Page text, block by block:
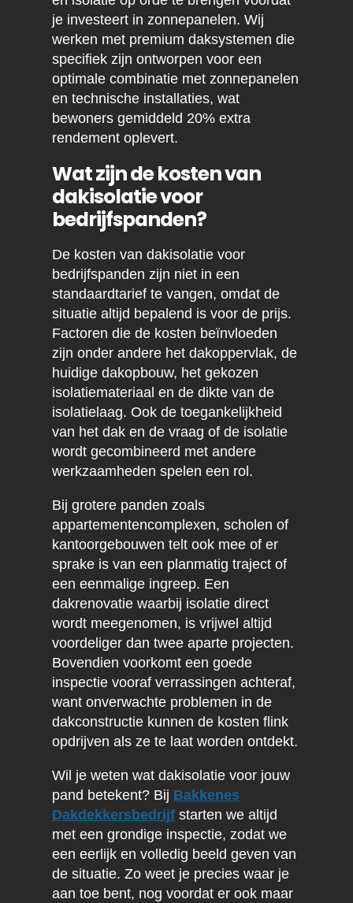
je investeert in zonnepanelen. Wij
werken met premium daksystemen die
specifiek zijn ontworpen voor een
optimale combinatie met zonnepanelen
en technische installaties, wat
bewoners gemiddeld 20% extra
rendement oplevert.
Wat zijn de kosten van
dakisolatie voor
bedrijfspanden?
De kosten van dakisolatie voor
bedrijfspanden zijn niet in een
standaardtarief te vangen, omdat de
situatie altijd bepalend is voor de prijs.
Factoren die de kosten beïnvloeden
zijn onder andere het dakoppervlak, de
huidige dakopbouw, het gekozen
isolatiemateriaal en de dikte van de
isolatielaag. Ook de toegankelijkheid
van het dak en de vraag of de isolatie
wordt gecombineerd met andere
werkzaamheden spelen een rol.
Bij grotere panden zoals
appartementencomplexen, scholen of
kantoorgebouwen telt ook mee of er
sprake is van een planmatig traject of
een eenmalige ingreep. Een
dakrenovatie waarbij isolatie direct
wordt meegenomen, is vrijwel altijd
voordeliger dan twee aparte projecten.
Bovendien voorkomt een goede
inspectie vooraf verrassingen achteraf,
want onverwachte problemen in de
dakconstructie kunnen de kosten flink
opdrijven als ze te laat worden ontdekt.
Wil je weten wat dakisolatie voor jouw
pand betekent? Bij Bakkenes
Dakdekkersbedrijfstarten we altijd
met een grondige inspectie, zodat we
een eerlijk en volledig beeld geven van
de situatie. Zo weet je precies waar je
aan toe bent, nog voordat er ook maar